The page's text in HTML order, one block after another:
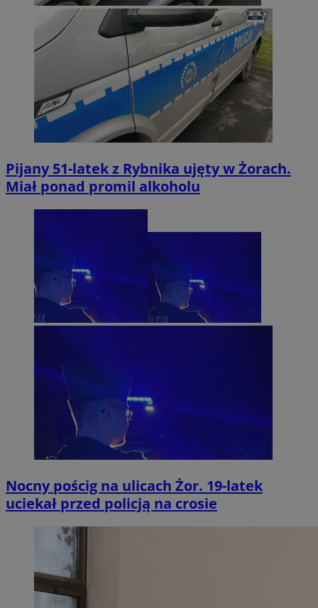
Pijany 51-latek z Rybnika ujęty w Żorach.
Miał ponad promil alkoholu
Nocny pościg na ulicach Żor. 19-latek
uciekał przed policją na crosie